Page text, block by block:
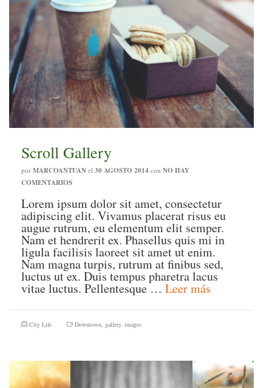
Scroll Gallery
por MARCOANTUAN el 30 AGOSTO 2014 con NO HAY
COMENTARIOS
Lorem ipsum dolor sit amet, consectetur
adipiscing elit. Vivamus placerat risus eu
augue rutrum, eu elementum elit semper.
Nam et hendrerit ex. Phasellus quis mi in
ligula facilisis laoreet sit amet ut enim.
Nam magna turpis, rutrum at finibus sed,
luctus ut ex. Duis tempus pharetra lacus
vitae luctus. Pellentesque … Leer más
City Life Downtown, gallery, images